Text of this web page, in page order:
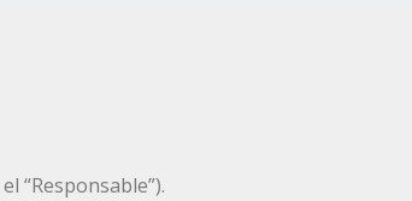
“Responsable”).